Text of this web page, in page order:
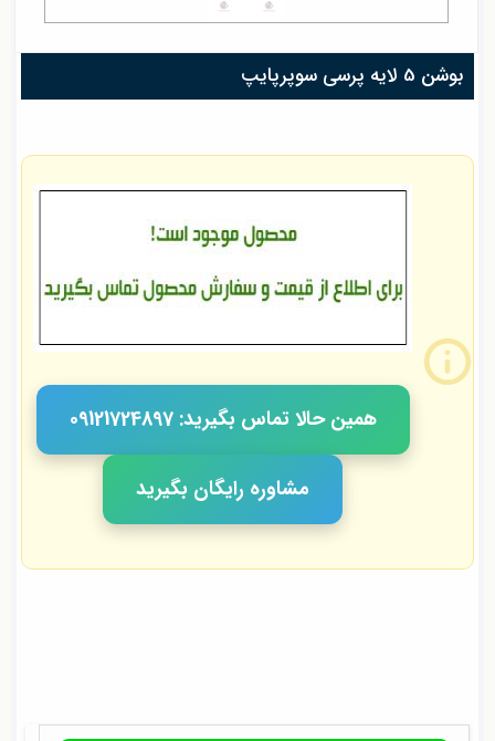
بوشن 5 لایه پرسی سوپرپایپ
همین حالا تماس بگیرید: 09121724897
مشاوره رایگان بگیرید